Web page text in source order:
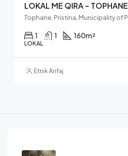
LOKAL ME QIRA – TOPHANE
1 1 160m²
LOKAL
Etnik Arifaj